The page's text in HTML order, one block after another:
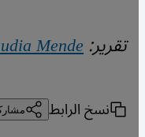
تقرير:Mende
نسخ الرابط